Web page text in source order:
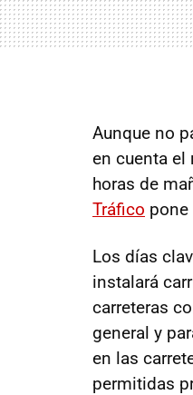
Aunque no
en cuenta el
horas de
Tráfico pone
Los días
instalará
carreteras
general y
en las
permitidas